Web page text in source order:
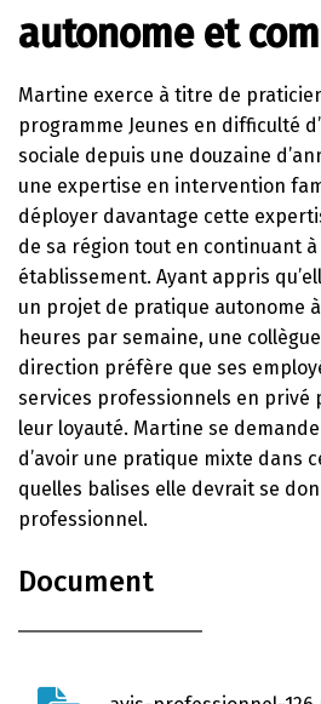
autonome et
Martine exerce à titre de
programme Jeunes en difficulté
sociale depuis une douzaine
une expertise en intervention
déployer davantage cette
de sa région tout en continuant
établissement. Ayant appris
un projet de pratique autonome
heures par semaine, une
direction préfère que ses
services professionnels en privé
leur loyauté. Martine se
d’avoir une pratique mixte dans
quelles balises elle devrait se
professionnel.
Document